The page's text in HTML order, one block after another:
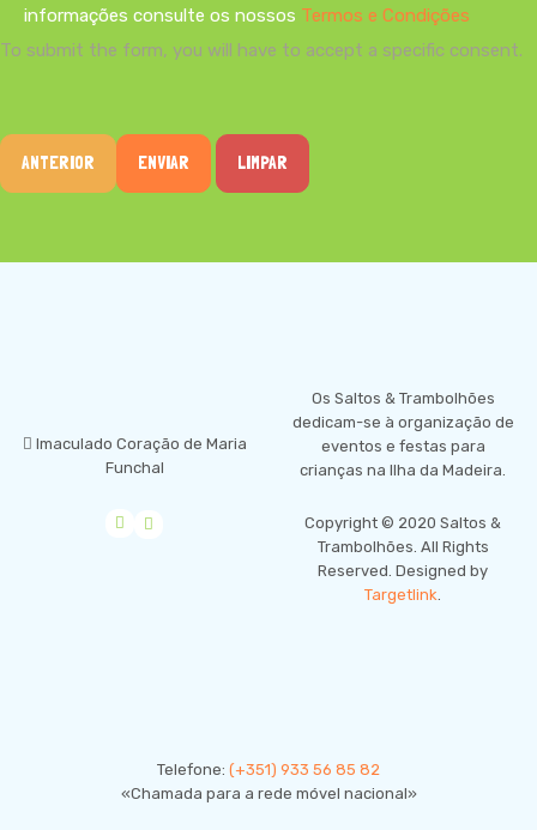
informações consulte os nossos Termos e Condições
To submit the form, you will have to accept a specific consent.
ANTERIOR ENVIAR LIMPAR
Imaculado Coração de Maria
Funchal
Os Saltos & Trambolhões
dedicam-se à organização de
eventos e festas para
crianças na Ilha da Madeira.
Copyright © 2020 Saltos &
Trambolhões. All Rights
Reserved. Designed by
Targetlink.
Telefone: (+351) 933 56 85 82
«Chamada para a rede móvel nacional»